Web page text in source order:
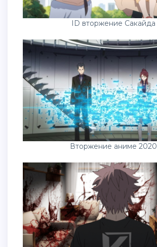
ID вторжение Сакайда
Вторжение аниме 2020